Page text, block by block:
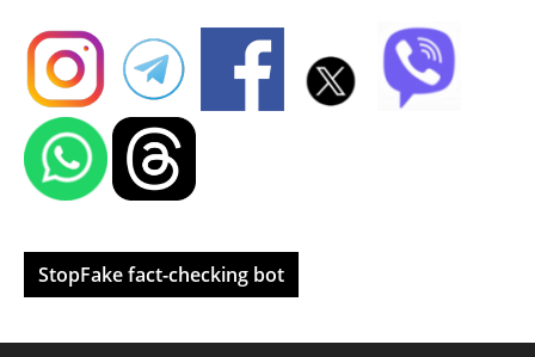
StopFake fact-checking bot